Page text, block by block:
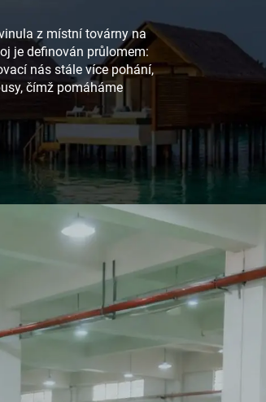
z místní továrny na
je definován průlomem:
nás stále více pohání,
čímž pomáháme